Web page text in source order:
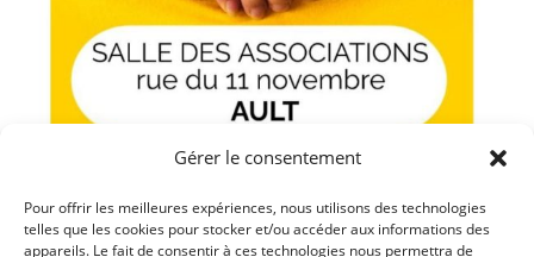
Gérer le consentement
Pour offrir les meilleures expériences, nous utilisons des technologies
telles que les cookies pour stocker et/ou accéder aux informations des
appareils. Le fait de consentir à ces technologies nous permettra de